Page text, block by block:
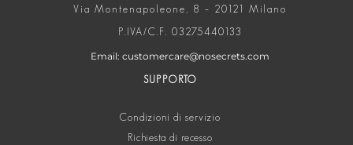
Via Montenapoleone, 8 – 20121 Milano
P.IVA/C.F. 03275440133
Email: customercare@nosecrets.com
SUPPORTO
Condizioni di servizio
Richiesta di recesso